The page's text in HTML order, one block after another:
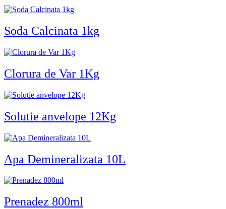
Soda Calcinata 1kg
Clorura de Var 1Kg
Solutie anvelope 12Kg
Apa Demineralizata 10L
Prenadez 800ml